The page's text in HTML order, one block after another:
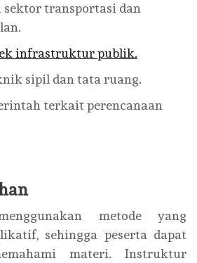
sektor transportasi dan
infrastruktur publik.
sipil dan tata ruang.
terkait perencanaan
metode yang
sehingga peserta dapat
materi. Instruktur